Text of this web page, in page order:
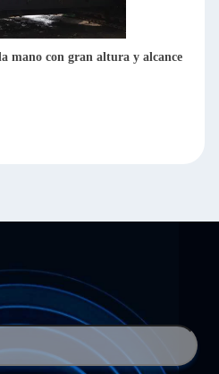
mano con gran altura y alcance